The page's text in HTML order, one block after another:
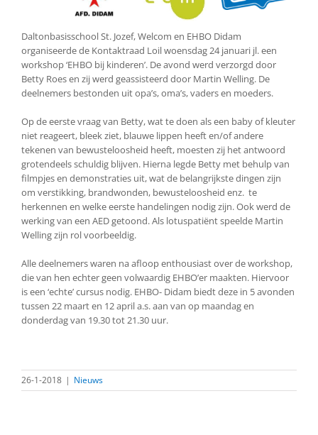
Daltonbasisschool St. Jozef, Welcom en EHBO Didam
organiseerde de Kontaktraad Loil woensdag 24 januari jl. een
workshop ‘EHBO bij kinderen’. De avond werd verzorgd door
Betty Roes en zij werd geassisteerd door Martin Welling. De
deelnemers bestonden uit opa’s, oma’s, vaders en moeders.
Op de eerste vraag van Betty, wat te doen als een baby of kleuter
niet reageert, bleek ziet, blauwe lippen heeft en/of andere
tekenen van bewusteloosheid heeft, moesten zij het antwoord
grotendeels schuldig blijven. Hierna legde Betty met behulp van
filmpjes en demonstraties uit, wat de belangrijkste dingen zijn
om verstikking, brandwonden, bewusteloosheid enz. te
herkennen en welke eerste handelingen nodig zijn. Ook werd de
werking van een AED getoond. Als lotuspatiënt speelde Martin
Welling zijn rol voorbeeldig.
Alle deelnemers waren na afloop enthousiast over de workshop,
die van hen echter geen volwaardig EHBO’er maakten. Hiervoor
is een ‘echte’ cursus nodig. EHBO- Didam biedt deze in 5 avonden
tussen 22 maart en 12 april a.s. aan van op maandag en
donderdag van 19.30 tot 21.30 uur.
26-1-2018 | Nieuws